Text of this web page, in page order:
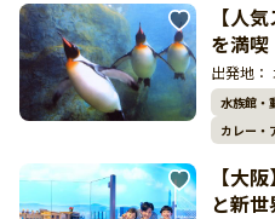
【人
を満
しむ人
出発地：
水族館・
カレー・
【大
と新